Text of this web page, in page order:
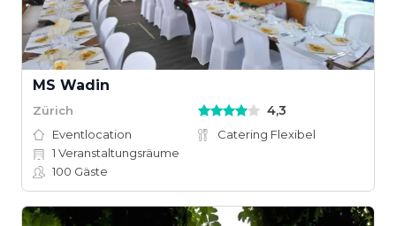
MS Wadin
Zürich 4,3
Eventlocation
Catering Flexibel
1 Veranstaltungsräume
100 Gäste